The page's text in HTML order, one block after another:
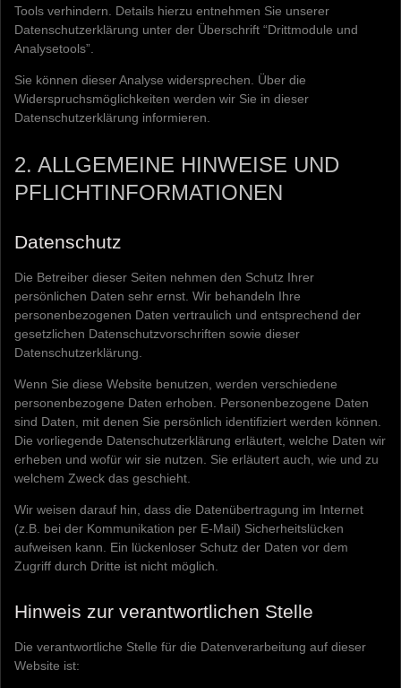
Tools verhindern. Details hierzu entnehmen Sie unserer
Datenschutzerklärung unter der Überschrift “Drittmodule und
Analysetools”.
Sie können dieser Analyse widersprechen. Über die
Widerspruchsmöglichkeiten werden wir Sie in dieser
Datenschutzerklärung informieren.
2. ALLGEMEINE HINWEISE UND
PFLICHTINFORMATIONEN
Datenschutz
Die Betreiber dieser Seiten nehmen den Schutz Ihrer
persönlichen Daten sehr ernst. Wir behandeln Ihre
personenbezogenen Daten vertraulich und entsprechend der
gesetzlichen Datenschutzvorschriften sowie dieser
Datenschutzerklärung.
Wenn Sie diese Website benutzen, werden verschiedene
personenbezogene Daten erhoben. Personenbezogene Daten
sind Daten, mit denen Sie persönlich identifiziert werden können.
Die vorliegende Datenschutzerklärung erläutert, welche Daten wir
erheben und wofür wir sie nutzen. Sie erläutert auch, wie und zu
welchem Zweck das geschieht.
Wir weisen darauf hin, dass die Datenübertragung im Internet
(z.B. bei der Kommunikation per E-Mail) Sicherheitslücken
aufweisen kann. Ein lückenloser Schutz der Daten vor dem
Zugriff durch Dritte ist nicht möglich.
Hinweis zur verantwortlichen Stelle
Die verantwortliche Stelle für die Datenverarbeitung auf dieser
Website ist: